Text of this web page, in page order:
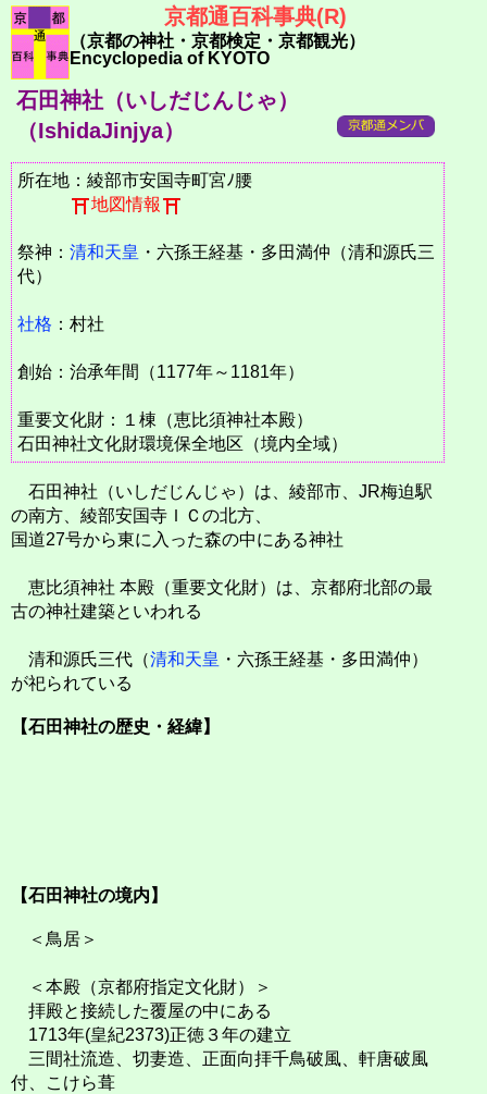
京都通百科事典(R)
（京都の神社・京都検定・京都観光）
Encyclopedia of KYOTO
石田神社（いしだじんじゃ）
（IshidaJinjya）
所在地：綾部市安国寺町宮ﾉ腰
地図情報
祭神： 清和天皇 ・六孫王経基・多田満仲（清和源氏三
代）
社格 ：村社
創始：治承年間（1177年～1181年）
重要文化財：１棟（恵比須神社本殿）
石田神社文化財環境保全地区（境内全域）
石田神社（いしだじんじゃ）は、綾部市、JR梅迫駅
の南方、綾部安国寺ＩＣの北方、
国道27号から東に入った森の中にある神社
恵比須神社 本殿（重要文化財）は、京都府北部の最
古の神社建築といわれる
清和源氏三代（清和天皇 ・六孫王経基・多田満仲）
が祀られている
【石田神社の歴史・経緯】
【石田神社の境内】
＜鳥居＞
＜本殿（京都府指定文化財）＞
拝殿と接続した覆屋の中にある
1713年(皇紀2373)正徳３年の建立
三間社流造、切妻造、正面向拝千鳥破風、軒唐破風
付、こけら葺